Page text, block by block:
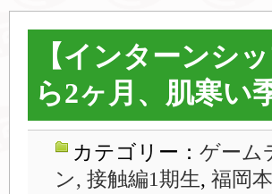
【インターンシ
ら2ヶ月、肌寒
カテゴリー： ゲーム
ン, 接触編1期生, 福岡